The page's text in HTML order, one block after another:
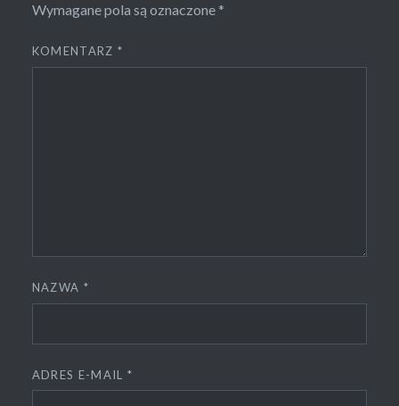
Wymagane pola są oznaczone *
KOMENTARZ *
NAZWA *
ADRES E-MAIL *